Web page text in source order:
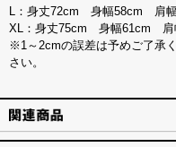
L：身丈72cm 身幅58cm 肩
XL：身丈75cm 身幅61cm
※1～2cmの誤差は予めご了承
さい。